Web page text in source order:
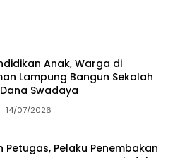
Anak, Warga di
Lampung Bangun Sekolah
Swadaya
14/07/2026
Petugas, Pelaku Penembakan